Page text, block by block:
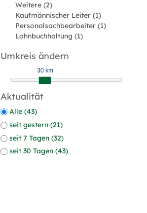
Weitere (2)
Kaufmännischer Leiter (1)
Personalsachbearbeiter (1)
Lohnbuchhaltung (1)
Umkreis ändern
30 km
Aktualität
Alle (43)
seit gestern (21)
seit 7 Tagen (32)
seit 30 Tagen (43)